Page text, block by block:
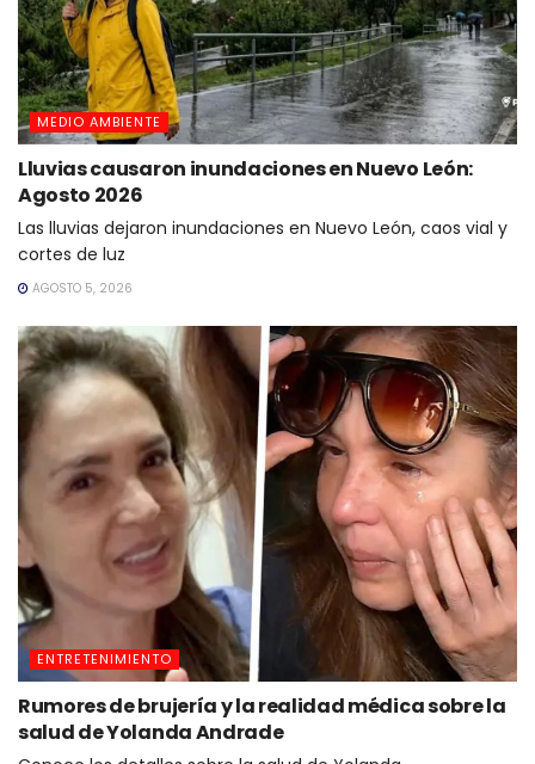
MEDIO AMBIENTE
Lluvias causaron inundaciones en Nuevo León:
Agosto 2026
Las lluvias dejaron inundaciones en Nuevo León, caos vial y
cortes de luz
AGOSTO 5, 2026
ENTRETENIMIENTO
Rumores de brujería y la realidad médica sobre la
salud de Yolanda Andrade